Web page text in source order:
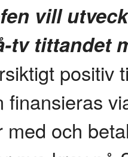
vill
tv tittandet
positiv
finansieras
med och